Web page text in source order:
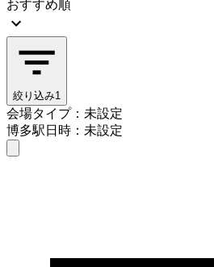
おすすめ順
絞り込み1
会場タイプ：未設定
博多駅日時：未設定